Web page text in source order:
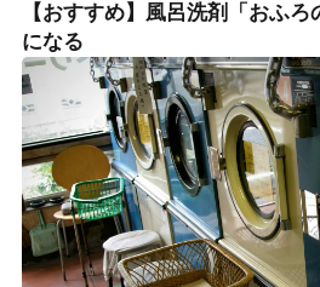
【おすすめ】風呂洗剤「おふ
になる